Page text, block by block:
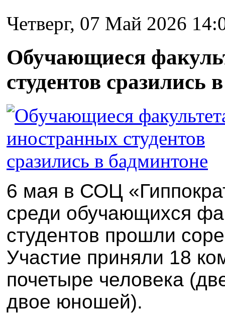
Четверг, 07 Май 2026
Обучающиеся
студентов сразились
6 мая в СОЦ
среди обучающихся
студентов прошли с
Участие приняли 18
почетыре человека (
двое юношей).